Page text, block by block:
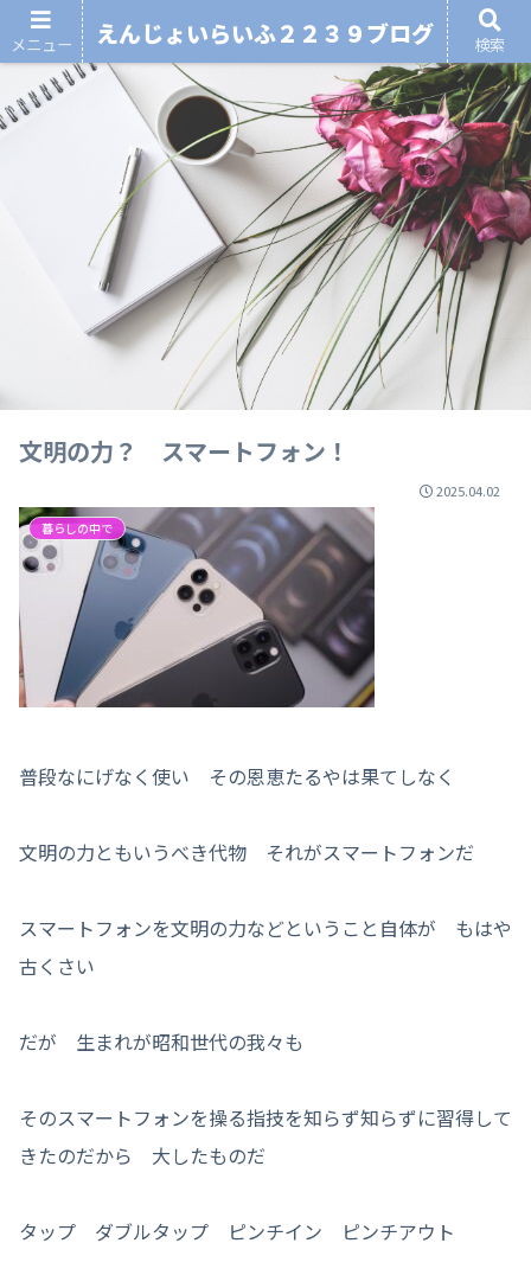
文明の力？ スマートフォン！
2025.04.02
暮らしの中で
普段なにげなく使い その恩恵たるやは果てしなく
文明の力ともいうべき代物 それがスマートフォンだ
スマートフォンを文明の力などということ自体が もはや
古くさい
だが 生まれが昭和世代の我々も
そのスマートフォンを操る指技を知らず知らずに習得して
きたのだから 大したものだ
タップ ダブルタップ ピンチイン ピンチアウト
メニュー えんじょいらいふ２２３９ブログ 検索